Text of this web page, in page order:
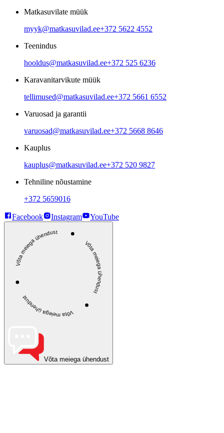
Matkasuvilate müük
myyk@matkasuvilad.ee+372 5622 4552
Teenindus
hooldus@matkasuvilad.ee+372 525 6236
Karavanitarvikute müük
tellimused@matkasuvilad.ee+372 5661 6552
Varuosad ja garantii
varuosad@matkasuvilad.ee+372 5668 8646
Kauplus
kauplus@matkasuvilad.ee+372 520 9827
Tehniline nõustamine
+372 5659016
Facebook Instagram YouTube
Võta meiega ühendust Võta meiega ühendust
Võta meiega ühendust
Võta meiega ühendust